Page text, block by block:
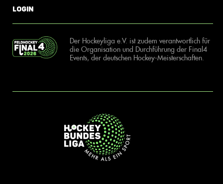
Login
Der Hockeyliga e.V. ist zudem verantwortlich für
die Organisation und Durchführung der Final4
Events, der deutschen Hockey-Meisterschaften.